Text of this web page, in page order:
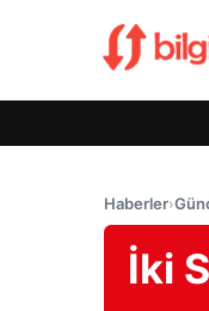
Haberler›
İki